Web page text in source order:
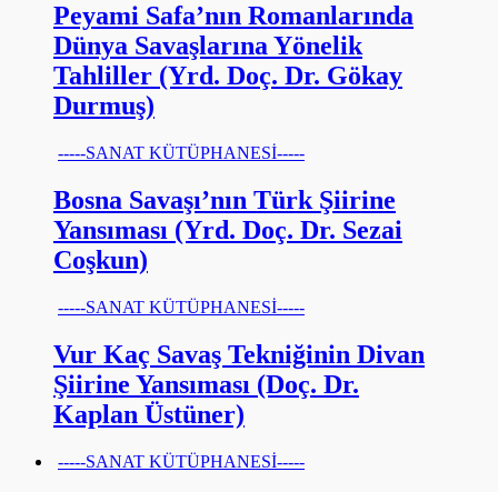
Peyami Safa’nın Romanlarında
Dünya Savaşlarına Yönelik
Tahliller (Yrd. Doç. Dr. Gökay
Durmuş)
-----SANAT KÜTÜPHANESİ-----
Bosna Savaşı’nın Türk Şiirine
Yansıması (Yrd. Doç. Dr. Sezai
Coşkun)
-----SANAT KÜTÜPHANESİ-----
Vur Kaç Savaş Tekniğinin Divan
Şiirine Yansıması (Doç. Dr.
Kaplan Üstüner)
-----SANAT KÜTÜPHANESİ-----